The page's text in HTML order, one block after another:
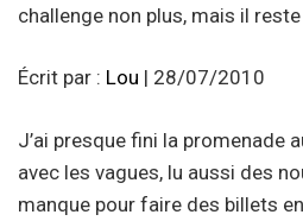
challenge non plus, mais il
Écrit par : Lou | 28/07/2010
J’ai presque fini la promenade
avec les vagues, lu aussi des
manque pour faire des billets